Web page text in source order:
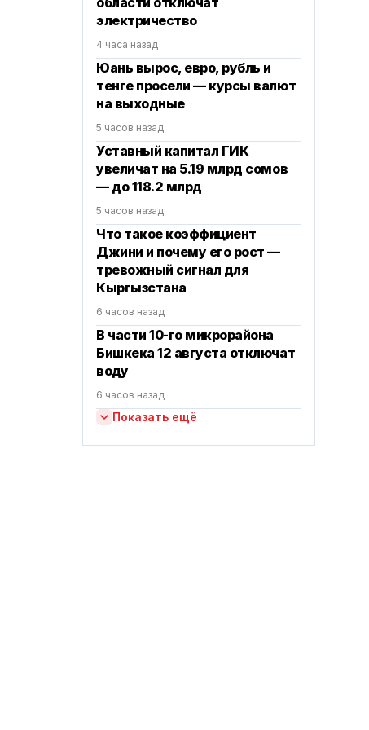
электричество
4 часа назад
Юань вырос, евро, рубль и
тенге просели — курсы валют
на выходные
5 часов назад
Уставный капитал ГИК
увеличат на 5.19 млрд сомов
— до 118.2 млрд
5 часов назад
Что такое коэффициент
Джини и почему его рост —
тревожный сигнал для
Кыргызстана
6 часов назад
В части 10-го микрорайона
Бишкека 12 августа отключат
воду
6 часов назад
Показать ещё